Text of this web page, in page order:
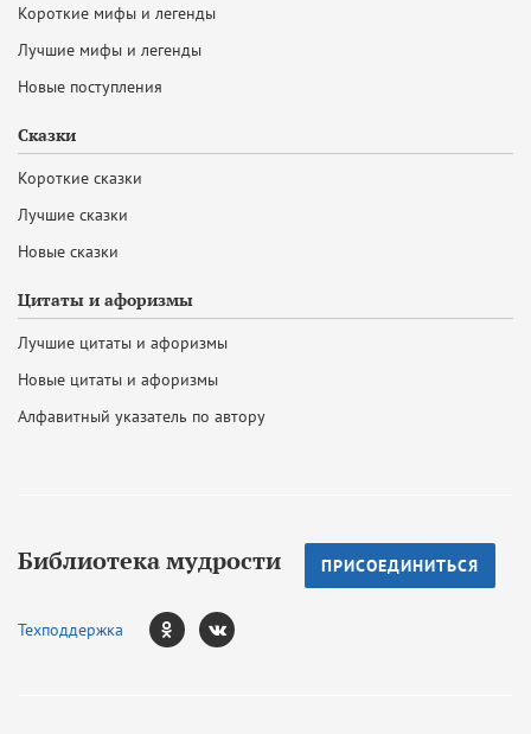
Короткие мифы и легенды
Лучшие мифы и легенды
Новые поступления
Сказки
Короткие сказки
Лучшие сказки
Новые сказки
Цитаты и афоризмы
Лучшие цитаты и афоризмы
Новые цитаты и афоризмы
Алфавитный указатель по автору
Библиотека мудрости ПРИСОЕДИНИТЬСЯ
Техподдержка